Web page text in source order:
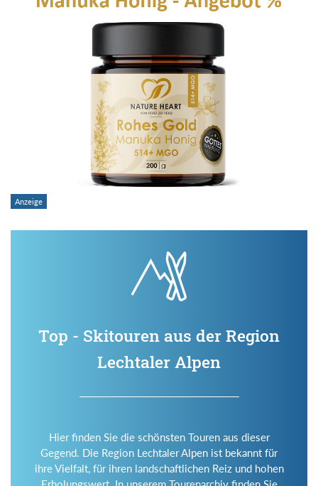
Top - Skitouren aus der Region
Lechtaler Alpen
Hier finden Sie die schönsten Touren aus dieser
Gegend. Die Region Lechtaler Alpen ist bekannt für
ihre Vielfalt, für ihren landschaftlichen Reiz und hohen